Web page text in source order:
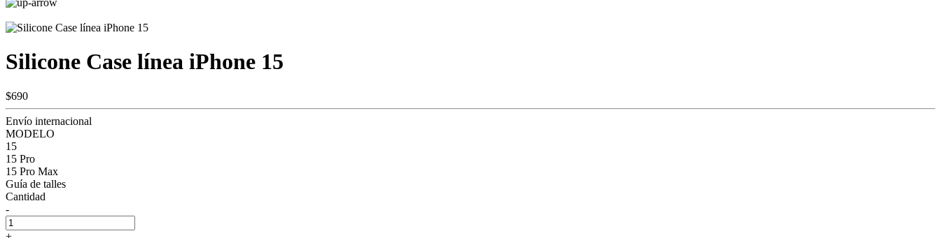
Silicone Case línea iPhone 15
$690
Envío internacional
MODELO
15
15 Pro
15 Pro Max
Guía de talles
Cantidad
-